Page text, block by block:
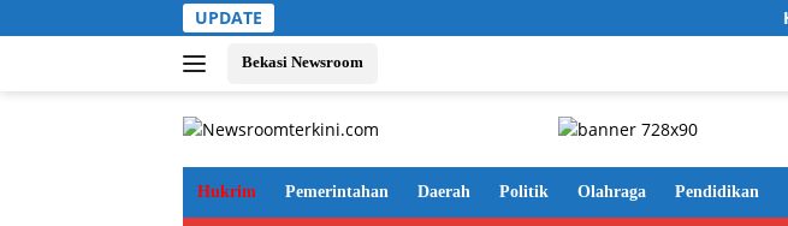
ke
UPDATE H.harun
Bekasi Newsroom
Hukrim Pemerintahan Daerah Politik Olahraga Pendidikan